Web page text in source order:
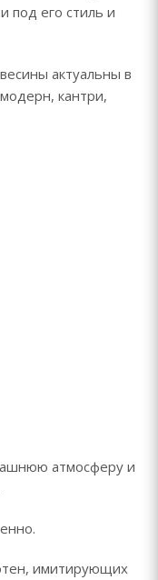
под его стиль и
актуальны в
кантри,
атмосферу и
имитирующих